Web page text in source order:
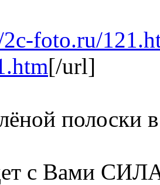
foto.ru/
[/url]
полоски
с Вами